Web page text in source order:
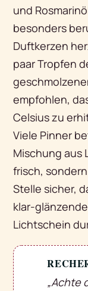
und
besonders
Duftkerzen
paar Tropfen
empfohlen,
Celsius zu
Viele Pinner
Mischung aus
frisch,
Stelle sicher,
klar-
Lichtschein
„Achte